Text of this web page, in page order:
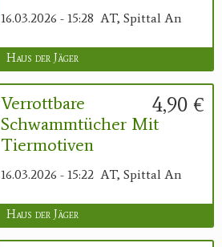
16.03.2026 - 15:28 AT, Spittal An
Haus der Jäger
4,90 €
Verrottbare
Schwammtücher Mit
Tiermotiven
16.03.2026 - 15:22 AT, Spittal An
Haus der Jäger